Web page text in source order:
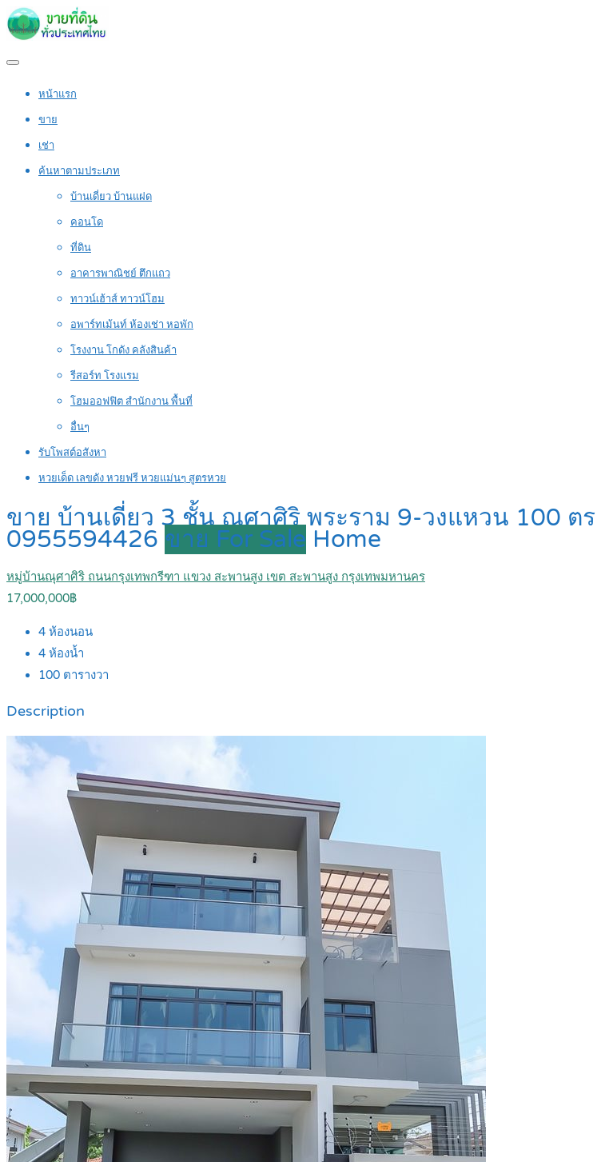
หน้าแรก
ขาย
เช่า
ค้นหาตามประเภท
บ้านเดี่ยว บ้านแฝด
คอนโด
ที่ดิน
อาคารพาณิชย์ ตึกแถว
ทาวน์เฮ้าส์ ทาวน์โฮม
อพาร์ทเม้นท์ ห้องเช่า หอพัก
โรงงาน โกดัง คลังสินค้า
รีสอร์ท โรงแรม
โฮมออฟฟิต สำนักงาน พื้นที่
อื่นๆ
รับโพสต์อสังหา
หวยเด็ด เลขดัง หวยฟรี หวยแม่นๆ สูตรหวย
ขาย บ้านเดี่ยว 3 ชั้น ณุศาศิริ พระราม 9-วงแหวน 100 ต
0955594426 ขาย For Sale Home
หมู่บ้านณุศาศิริ ถนนกรุงเทพกรีฑา แขวง สะพานสูง เขต สะพานสูง กรุงเทพมหานคร
17,000,000฿
4 ห้องนอน
4 ห้องน้ำ
100 ตารางวา
Description